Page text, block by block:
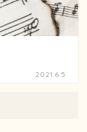
2021.6.5